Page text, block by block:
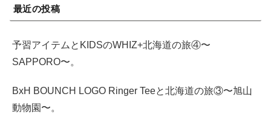
最近の投稿
予習アイテムとKIDSのWHIZ+北海道の旅④〜
SAPPORO〜。
BxH BOUNCH LOGO Ringer Teeと北海道の旅③〜旭山
動物園〜。